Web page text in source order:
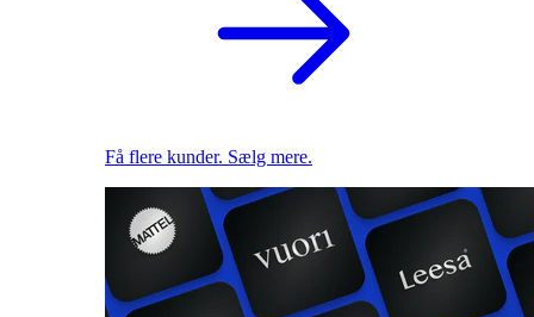
Få flere kunder. Sælg mere.